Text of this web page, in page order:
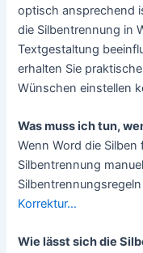
optisch ansprechend
die Silbentrennung in
Textgestaltung
erhalten Sie
Wünschen einstellen
Was muss ich tun,
Wenn Word die
Silbentrennung
Korrektur…
Wie lässt sich die